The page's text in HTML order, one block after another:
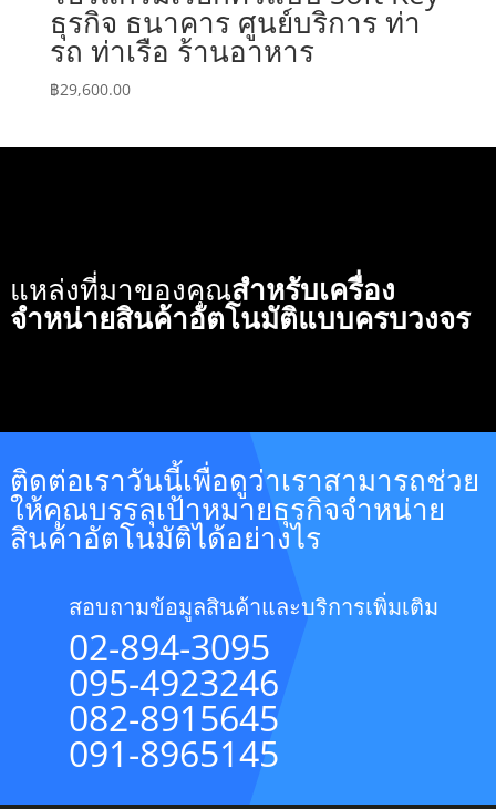
ธุรกิจ ธนาคาร ศูนย์บริการ ท่า
รถ ท่าเรือ ร้านอาหาร
฿29,600.00
แหล่งที่มาของคุณสำหรับเครื่อง
จำหน่ายสินค้าอัตโนมัติแบบครบวงจร
ติดต่อเราวันนี้เพื่อดูว่าเราสามารถช่วย
ให้คุณบรรลุเป้าหมายธุรกิจจำหน่าย
สินค้าอัตโนมัติได้อย่างไร
สอบถามข้อมูลสินค้าและบริการเพิ่มเติม
02-894-3095
095-4923246
082-8915645
091-8965145